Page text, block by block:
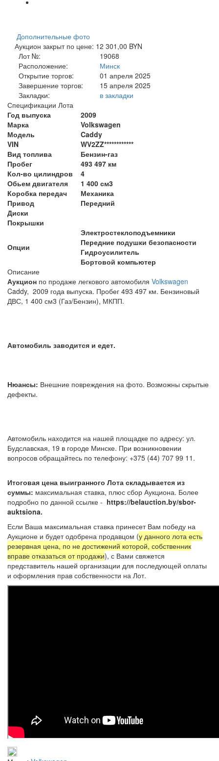
Дополнительные фото
Аукцион закрыт по цене: 12 301,00 BYN
Лот №:
19068
Расположение:
Минск
Открытие торгов:
01 апреля 2025
Завершение торгов:
15 апреля 2025
Закладки:
в закладки
Спецификации Лота
Год выпуска
2009
Марка
Volkswagen
Модель
Caddy
VIN
WV2ZZ************
Вид топлива
Бензин-газ
Пробег
493 497 км
Кол-во цилиндров
4
Обьем двигателя
1 400 см3
Коробка передач
Механика
Привод
Передний
Диски
Покрышки
Опции
Электростеклоподъемники
Передние подушки безопасности
Гидроусилитель
Бортовой компьютер
Описание
Аукцион по продаже легкового автомобиля Volkswagen
Caddy, 2009 года выпуска. Пробег 493 497 км. Бензиновый
ДВС, 1 400 см3 (Газ/Бензин), МКПП.
Автомобиль заводится и едет.
Нюансы: Внешние повреждения на фото. Возможны скрытые
дефекты.
Автомобиль находится на нашей площадке по адресу: ул.
Будславская, 19 в городе Минске. При возникновении
вопросов обращайтесь по телефону: +375 (44) 707 99 11.
Итоговая цена выигранного Лота складывается из
суммы: максимальная ставка, плюс сбор Аукциона. Более
подробно по данной ссылке - https://belauction.by/sbor-
auktsiona.
Если Ваша максимальная ставка принесет Вам победу на
Аукционе и будет одобрена продавцом (у данного лота есть
резервная цена, по не достижений которой, собственник
вправе отказаться от продажи), с Вами свяжется
представитель нашей организации для последующей оплаты
и оформления прав собственности на Лот.